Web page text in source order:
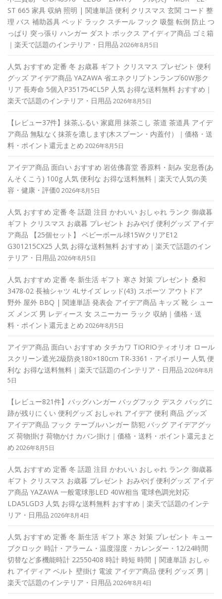
ST 665 家具 収納 照明 | 関連単語 便利 クリスマス 玄関 コード 整
理 バス 補助器具 ベッド ラック スチール フック 吸盤 転倒 防止 つ
っぱり 突っ張り ハンガー ダスト ボックス アイディア商品 ゴミ箱
｜楽天で話題のインテリア・日用品 2026年8月5日
人気 おすすめ 定番 冬 お歳暮 ギフト クリスマス プレゼント 便利
グッズ アイデア商品 YAZAWA 省エネクリプトンランプ60W形ク
リア 長寿命 5個入P351754CL5P 人気 お得な送料無料 おすすめ｜
楽天で話題のインテリア・日用品 2026年8月5日
【レビュー37件】抹茶ふるい 家庭用 抹茶こし 茶道 茶道具 アイデ
ア商品 無駄なく抹茶を漉します(木スプーン・内蓋付）｜価格・送
料・ポイント還元まとめ 2026年8月5日
アイデア商品 面白い おすすめ 岩佐佛喜堂 香原料・刻み 安息香(あ
んそくこう) 100g 人気 便利な お得な送料無料｜楽天で人気の美
容・健康・評価0 2026年8月5日
人気 おすすめ 定番 冬 話題 注目 かわいい おしゃれ ランク 御歳暮
ギフト クリスマス お歳暮 プレゼント おみやげ 便利グッズ アイデ
ア商品 【25個セット】 ベビーボール球15WクリアE12
G301215CX25 人気 お得な送料無料 おすすめ｜楽天で話題のイン
テリア・日用品 2026年8月5日
人気 おすすめ 定番 冬 新生活 ギフト 寒さ 対策 プレゼント 桑和
3478-02 長袖シャツ 4Lサイズ レッド(43) スポーツ アウトドア
野外 屋外 BBQ | 関連単語 発表会 アイデア商品 キッズ 靴 シ ュー
ズ メンズ 男 レディース 女 スニーカー ラック 収納｜価格・送
料・ポイント還元まとめ 2026年8月5日
アイデア商品 面白い おすすめ タチカワ TIORIOティオリオ ロール
スクリーン遮光2級防炎180×180cm TR-3361・アイボリー 人気 便
利な お得な送料無料｜楽天で話題のインテリア・日用品 2026年8月
5日
【レビュー821件】バッグハンガー バッグフック デスク バッグに
跡が残りにくい 便利グッズ おしゃれ アイデア 便利 商品 グッズ
アイデア商品 フック テーブルハンガー 防犯 バッグ アイデアグッ
ズ 荷物掛け 荷物かけ カバン掛け｜価格・送料・ポイント還元まと
め 2026年8月5日
人気 おすすめ 定番 冬 話題 注目 かわいい おしゃれ ランク 御歳暮
ギフト クリスマス お歳暮 プレゼント おみやげ 便利グッズ アイデ
ア商品 YAZAWA 一般電球形LED 40W相当 電球色調光対応
LDA5LGD3 人気 お得な送料無料 おすすめ｜楽天で話題のインテ
リア・日用品 2026年8月4日
人気 おすすめ 定番 冬 新生活 ギフト 寒さ 対策 プレゼント キュー
ブクロック 時計・アラーム・温度湿度・カレンダー・12/24時間
切替など多機能時計 22550408 時計 時短 時間 | 関連単語 おしゃ
れ アイディア ベルト 壁掛け 電波 アイデア商品 便利 グッズ 男｜
楽天で話題のインテリア・日用品 2026年8月4日